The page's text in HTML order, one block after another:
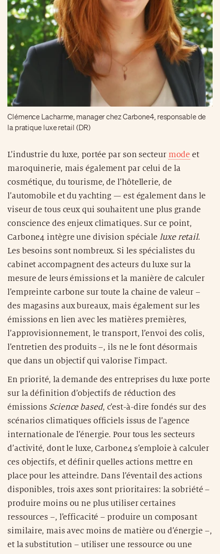
Clémence Lacharme, manager chez Carbone4, responsable de
la pratique luxe retail (DR)
L’industrie du luxe, portée par son secteur mode et
maroquinerie, mais également par celui de la
cosmétique, du tourisme, de l’hôtellerie, de
l’automobile et du yachting — est également dans le
viseur de tous ceux qui souhaitent une plus grande
conscience des enjeux climatiques. Sur ce point,
Carbone4 intègre une division spécialeluxe retail.
Les besoins sont nombreux. Si les spécialistes du
cabinet accompagnent des acteurs du luxe sur la
mesure de leurs émissions et la manière de calculer
l’empreinte carbone sur toute la chaine de valeur –
des magasins aux bureaux, mais également sur les
émissions en lien avec les matières premières,
l’approvisionnement, le transport, l’envoi des colis,
l’entretien des produits –, ils ne le font désormais
que dans un objectif qui valorise l’impact.
En priorité, la demande des entreprises du luxe porte
sur la définition d’objectifs de réduction des
émissions Science based, c’est-à-dire fondés sur des
scénarios climatiques officiels issus de l’agence
internationale de l’énergie. Pour tous les secteurs
d’activité, dont le luxe, Carbone4 s’emploie à calculer
ces objectifs, et définir quelles actions mettre en
place pour les atteindre. Dans l’éventail des actions
disponibles, trois axes sont prioritaires: la sobriété –
produire moins ou ne plus utiliser certaines
ressources –, l’efficacité – produire un composant
similaire, mais avec moins de matière ou d’énergie –,
et la substitution – utiliser une ressource ou une